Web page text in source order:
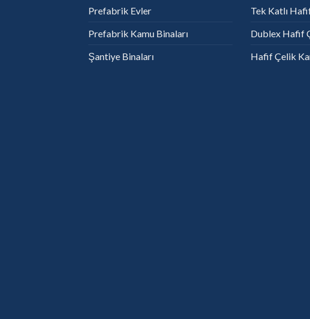
Prefabrik Evler
Prefabrik Kamu Binaları
Şantiye Binaları
Tek Katlı
Dublex Hafif
Hafif Çelik